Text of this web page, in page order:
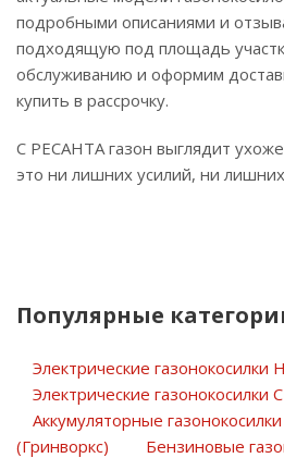
подробными описаниями и
подходящую под площадь
обслуживанию и оформим
купить в рассрочку.
С РЕСАНТА газон выглядит
это ни лишних усилий, ни
Популярные
Электрические газонокосилки
Электрические газонокосилки
Аккумуляторные газонокосилки
(Гринворкc)
Бензиновые